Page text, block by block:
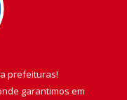
prefeituras!
garantimos em